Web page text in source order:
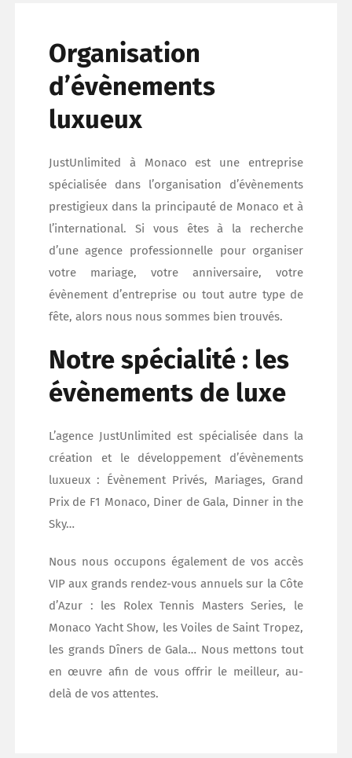
Organisation
d’évènements
luxueux
JustUnlimited à Monaco est une entreprise
spécialisée dans l’organisation d’évènements
prestigieux dans la principauté de Monaco et à
l’international. Si vous êtes à la recherche
d’une agence professionnelle pour organiser
votre mariage, votre anniversaire, votre
évènement d’entreprise ou tout autre type de
fête, alors nous nous sommes bien trouvés.
Notre spécialité : les
évènements de luxe
L’agence JustUnlimited est spécialisée dans la
création et le développement d’évènements
luxueux : Évènement Privés, Mariages, Grand
Prix de F1 Monaco, Diner de Gala, Dinner in the
Sky…
Nous nous occupons également de vos accès
VIP aux grands rendez-vous annuels sur la Côte
d’Azur : les Rolex Tennis Masters Series, le
Monaco Yacht Show, les Voiles de Saint Tropez,
les grands Dîners de Gala… Nous mettons tout
en œuvre afin de vous offrir le meilleur, au-
delà de vos attentes.